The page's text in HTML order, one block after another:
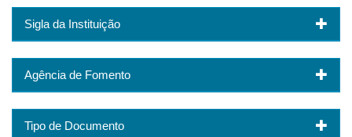
Sigla da Instituição
Agência de Fomento
Tipo de Documento